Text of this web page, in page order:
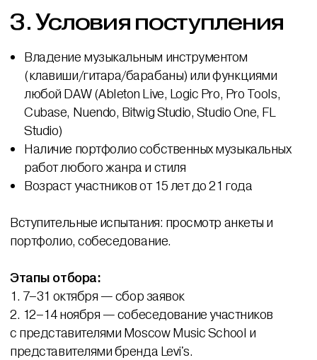
3.Условия поступления
Владение музыкальным инструментом
(клавиши/гитара/барабаны) или функциями
любой DAW (Ableton Live, Logic Pro, Pro Tools,
Cubase, Nuendo, Bitwig Studio, Studio One, FL
Studio)
Наличие портфолио собственных музыкальных
работ любого жанра и стиля
Возраст участников от 15 лет до 21 года
Вступительные испытания: просмотр анкеты и
портфолио, собеседование.
Этапы отбора:
1. 7–31 октября — сбор заявок
2. 12–14 ноября — собеседование участников
с представителями Moscow Music School и
представителями бренда Levi's.